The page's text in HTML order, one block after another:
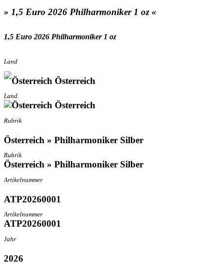
» 1,5 Euro 2026 Philharmoniker 1 oz «
1,5 Euro 2026 Philharmoniker 1 oz
Land
Österreich
Land
Österreich
Rubrik
Österreich » Philharmoniker Silber
Rubrik
Österreich » Philharmoniker Silber
Artikelnummer
ATP20260001
Artikelnummer
ATP20260001
Jahr
2026